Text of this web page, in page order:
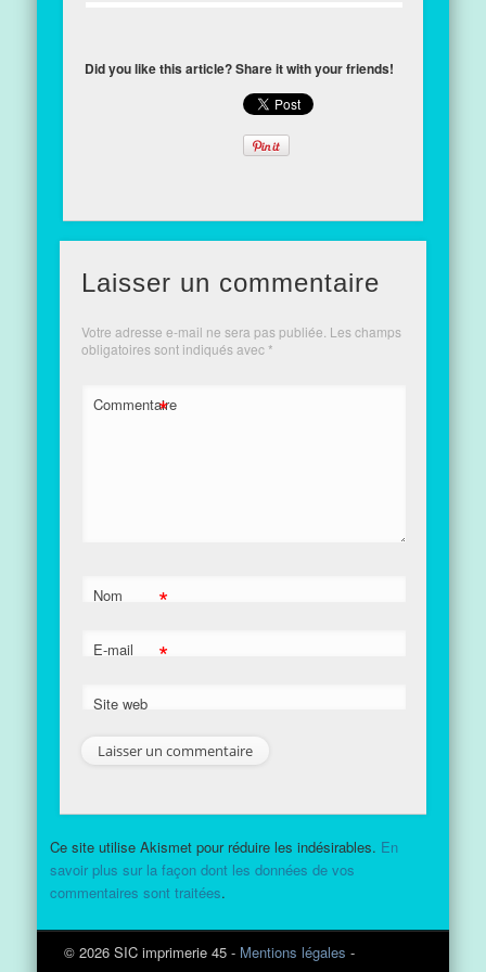
Did you like this article? Share it with your friends!
Laisser un commentaire
Votre adresse e-mail ne sera pas publiée. Les champs
obligatoires sont indiqués avec*
Commentaire
*
Nom *
E-mail *
Site web
Ce site utilise Akismet pour réduire les indésirables. En
savoir plus sur la façon dont les données de vos
commentaires sont traitées.
© 2026 SIC imprimerie 45 - Mentions légales -